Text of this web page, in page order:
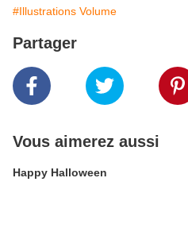
#Illustrations Volume
Partager
Vous aimerez aussi
Happy Halloween